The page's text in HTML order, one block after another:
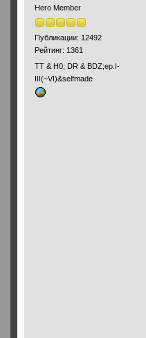
Hero Member
Публикации: 12492
Рейтинг: 1361
ТТ & Н0; DR & BDZ;ep.I-
III(~VI)&selfmade